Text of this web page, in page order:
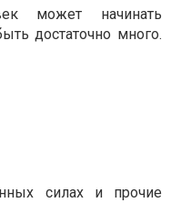
может начинать
достаточно много.
силах и прочие